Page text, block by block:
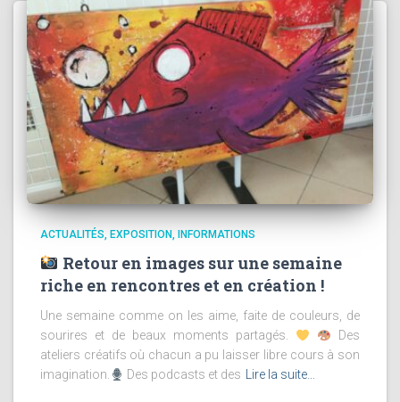
ACTUALITÉS EXPOSITION INFORMATIONS
Retour en images sur une semaine
riche en rencontres et en création !
Une semaine comme on les aime, faite de couleurs, de
sourires et de beaux moments partagés.
Des
ateliers créatifs où chacun a pu laisser libre cours à son
imagination.
Des podcasts et des Lire la suite…